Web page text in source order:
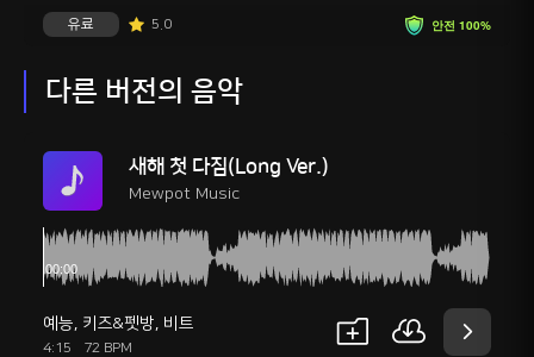
안전 100%
유료 5.0
다른 버전의 음악
새해 첫 다짐(Long Ver.)
Mewpot Music
예능, 키즈&펫방, 비트
4:15 72 BPM